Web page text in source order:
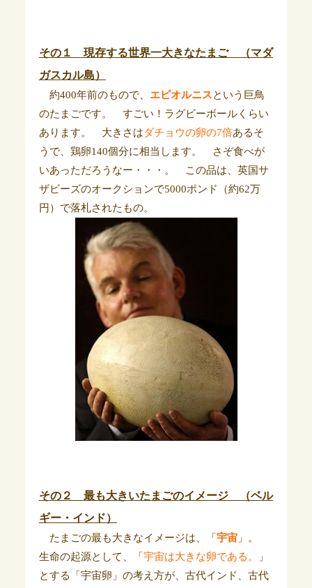
その１ 現存する世界一大きなたまご （マダ
ガスカル島）
約400年前のもので、 エピオルニスという巨鳥
のたまごです。 すごい！ラグビーボールくらい
あります。 大きさはダチョウの卵の7倍あるそ
うで、鶏卵140個分に相当します。 さぞ食べが
いあっただろうなー・・・。 この品は、英国サ
ザビーズのオークションで5000ポンド（約62万
円）で落札されたもの。
その２ 最も大きいたまごのイメージ （ベル
ギー・インド）
たまごの最も大きなイメージは、「 宇宙」。
生命の起源として、「 宇宙は大きな卵である。
」
とする「宇宙卵」の考え方が、古代インド、古代